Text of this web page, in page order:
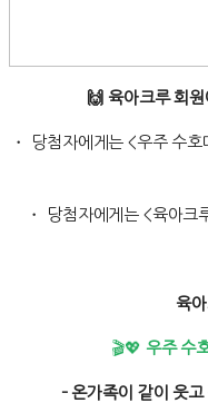
🙌 육아크루 회
・ 당첨자에게는 <우주 수
・ 당첨자에게는 <육아크
육
🎬💖 우주 수
– 온가족이 같이 웃